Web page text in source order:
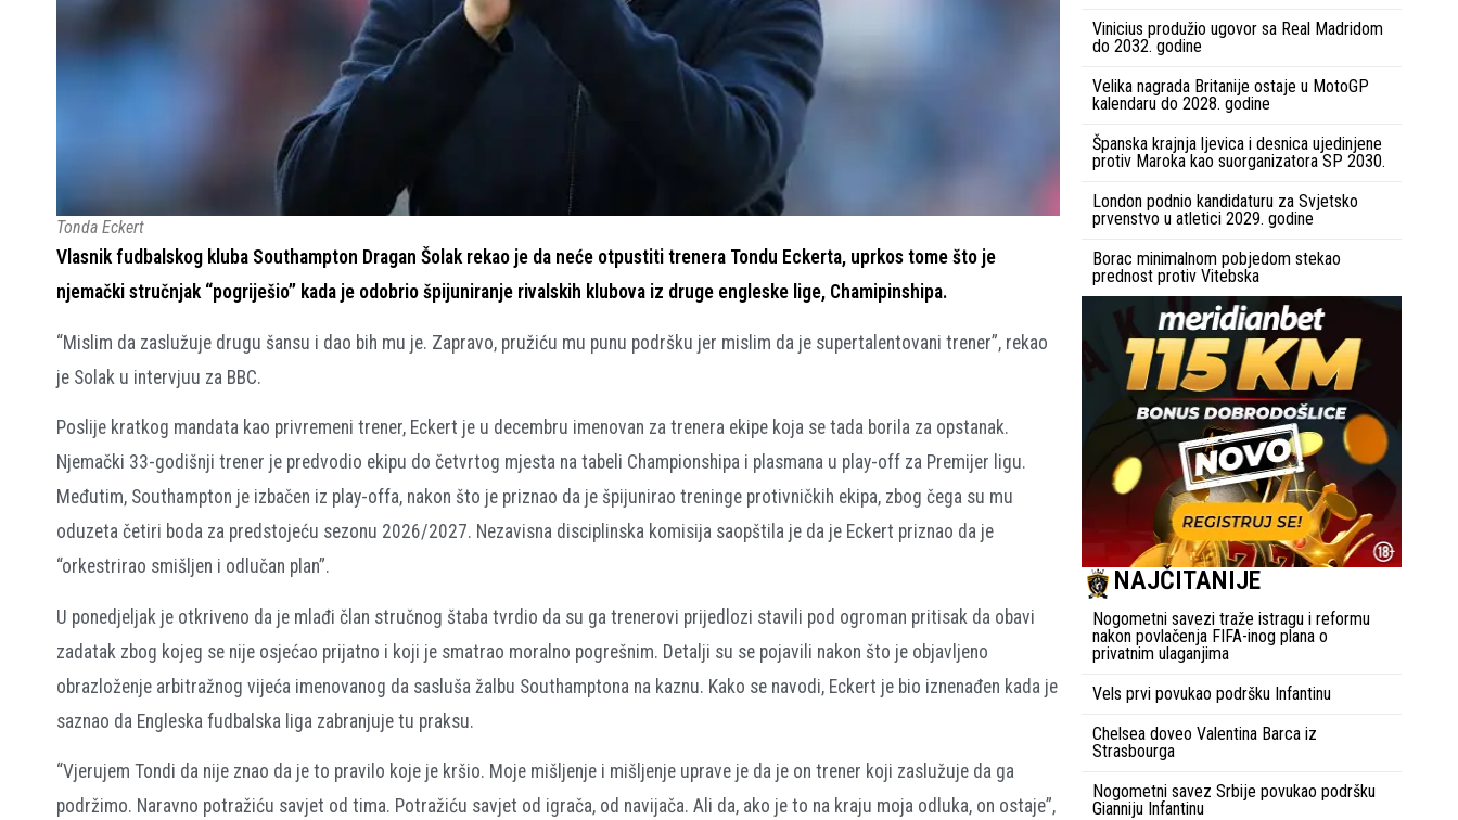
Tonda Eckert
Vlasnik fudbalskog kluba Southampton Dragan Šolak rekao je da neće otpustiti trenera Tondu Eckerta, uprkos tome što je
njemački stručnjak “pogriješio” kada je odobrio špijuniranje rivalskih klubova iz druge engleske lige, Chamipinshipa.
“Mislim da zaslužuje drugu šansu i dao bih mu je. Zapravo, pružiću mu punu podršku jer mislim da je supertalentovani trener”, rekao
je Solak u intervjuu za BBC.
Poslije kratkog mandata kao privremeni trener, Eckert je u decembru imenovan za trenera ekipe koja se tada borila za opstanak.
Njemački 33-godišnji trener je predvodio ekipu do četvrtog mjesta na tabeli Championshipa i plasmana u play-off za Premijer ligu.
Međutim, Southampton je izbačen iz play-offa, nakon što je priznao da je špijunirao treninge protivničkih ekipa, zbog čega su mu
oduzeta četiri boda za predstojeću sezonu 2026/2027. Nezavisna disciplinska komisija saopštila je da je Eckert priznao da je
“orkestrirao smišljen i odlučan plan”.
U ponedjeljak je otkriveno da je mlađi član stručnog štaba tvrdio da su ga trenerovi prijedlozi stavili pod ogroman pritisak da obavi
zadatak zbog kojeg se nije osjećao prijatno i koji je smatrao moralno pogrešnim. Detalji su se pojavili nakon što je objavljeno
obrazloženje arbitražnog vijeća imenovanog da sasluša žalbu Southamptona na kaznu. Kako se navodi, Eckert je bio iznenađen kada je
saznao da Engleska fudbalska liga zabranjuje tu praksu.
“Vjerujem Tondi da nije znao da je to pravilo koje je kršio. Moje mišljenje i mišljenje uprave je da je on trener koji zaslužuje da ga
podržimo. Naravno potražiću savjet od tima. Potražiću savjet od igrača, od navijača. Ali da, ako je to na kraju moja odluka, on ostaje”,
Vinicius produžio ugovor sa Real Madridom
do 2032. godine
Velika nagrada Britanije ostaje u MotoGP
kalendaru do 2028. godine
Španska krajnja ljevica i desnica ujedinjene
protiv Maroka kao suorganizatora SP 2030.
London podnio kandidaturu za Svjetsko
prvenstvo u atletici 2029. godine
Borac minimalnom pobjedom stekao
prednost protiv Vitebska
NAJČITANIJE
Nogometni savezi traže istragu i reformu
nakon povlačenja FIFA-inog plana o
privatnim ulaganjima
Vels prvi povukao podršku Infantinu
Chelsea doveo Valentina Barca iz
Strasbourga
Nogometni savez Srbije povukao podršku
Gianniju Infantinu